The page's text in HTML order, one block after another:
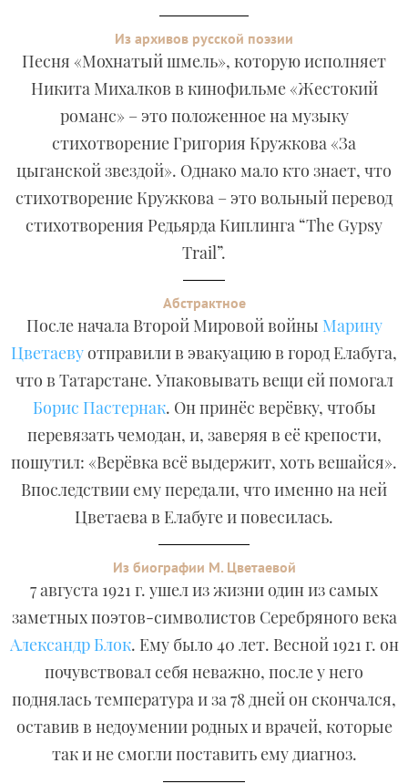
Из архивов русской поэзии
Песня «Мохнатый шмель», которую исполняет
Никита Михалков в кинофильме «Жестокий
романс» – это положенное на музыку
стихотворение Григория Кружкова «За
цыганской звездой». Однако мало кто знает, что
стихотворение Кружкова – это вольный перевод
стихотворения Редьярда Киплинга “The Gypsy
Trail”.
Абстрактное
После начала Второй Мировой войны Марину
Цветаевуотправили в эвакуацию в город Елабуга,
что в Татарстане. Упаковывать вещи ей помогал
Борис Пастернак. Он принёс верёвку, чтобы
перевязать чемодан, и, заверяя в её крепости,
пошутил: «Верёвка всё выдержит, хоть вешайся».
Впоследствии ему передали, что именно на ней
Цветаева в Елабуге и повесилась.
Из биографии М. Цветаевой
7 августа 1921 г. ушел из жизни один из самых
заметных поэтов-символистов Серебряного века
Александр Блок. Ему было 40 лет. Весной 1921 г. он
почувствовал себя неважно, после у него
поднялась температура и за 78 дней он скончался,
оставив в недоумении родных и врачей, которые
так и не смогли поставить ему диагноз.